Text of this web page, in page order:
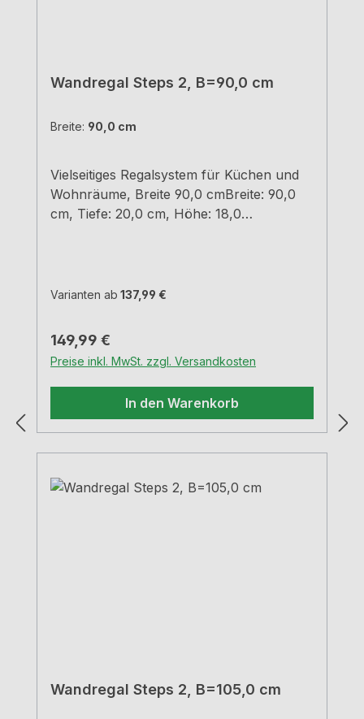
Wandregal Steps 2, B=90,0 cm
Breite: 90,0 cm
Vielseitiges Regalsystem für Küchen und
Wohnräume, Breite 90,0 cmBreite: 90,0
cm, Tiefe: 20,0 cm, Höhe: 18,0
BefestigungTragkraft 9,0 kg
Varianten ab 137,99 €
Regulärer Preis:
149,99 €
Preise inkl. MwSt. zzgl. Versandkosten
In den Warenkorb
Wandregal Steps 2, B=105,0 cm